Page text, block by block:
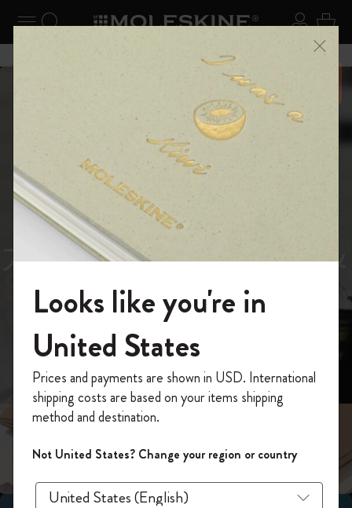
ナビゲーションの切替 ログ
検索 (キーワードなど) カ
6,500円以上のご購入で送料無料 メニ
ーを閉じる
あるページから始まる物語
Reframe
Sunglasses（リフレー
ム サングラス）
スライド表示0
スライド表示1
スライド表示2
スライド表示3
スライド表示4
スライド表示5
モレスキンの世界へようこそ
「WELCOME10」を入力すると、初回注
文が10%オフ＋送料無料になります。セ
ール・アウトレット品は適用外。
Moleskineアカウントを作成して限定オフ
ァーや会員特典、さらに多くのインスピ
レーションを手に入れましょう。
Looks like you're in
United States
Prices and payments are shown in USD. International
shipping costs are based on your items shipping
method and destination.
Not United States? Change your region or country